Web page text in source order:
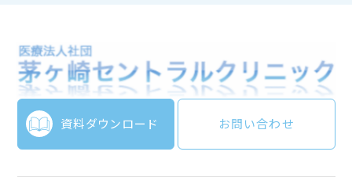
資料ダウンロード お問い合わせ